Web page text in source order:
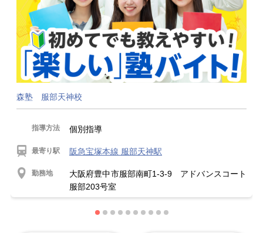
森塾 服部天神校
指導方法 個別指導
最寄り駅 阪急宝塚本線 服部天神駅
勤務地
大阪府豊中市服部南町1-3-9 アドバンスコート
服部203号室